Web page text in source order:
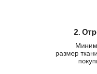
2.
размер